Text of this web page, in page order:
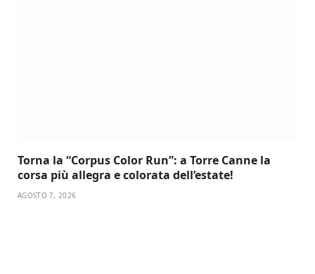
Torna la “Corpus Color Run”: a Torre Canne la
corsa più allegra e colorata dell’estate!
AGOSTO 7, 2026